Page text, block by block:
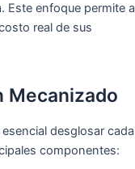
Este enfoque permite a
real de sus
Mecanizado
esencial desglosar cada
componentes: